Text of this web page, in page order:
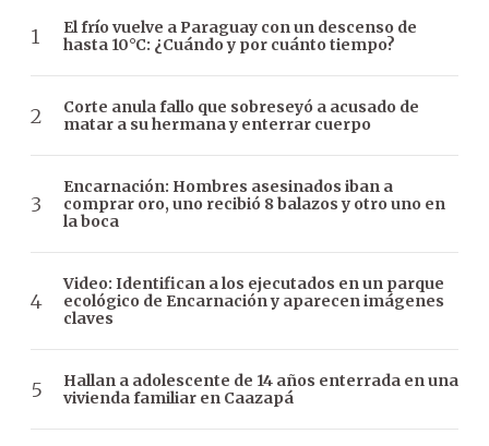
El frío vuelve a Paraguay con un descenso de
hasta 10°C: ¿Cuándo y por cuánto tiempo?
Corte anula fallo que sobreseyó a acusado de
matar a su hermana y enterrar cuerpo
Encarnación: Hombres asesinados iban a
comprar oro, uno recibió 8 balazos y otro uno en
la boca
Video: Identifican a los ejecutados en un parque
ecológico de Encarnación y aparecen imágenes
claves
Hallan a adolescente de 14 años enterrada en una
vivienda familiar en Caazapá